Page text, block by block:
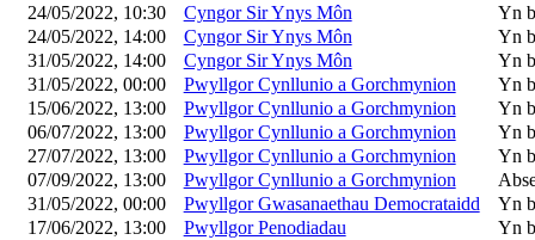
24/05/2022, 10:30
Cyngor Sir Ynys Môn
Yn
24/05/2022, 14:00
Cyngor Sir Ynys Môn
Yn
31/05/2022, 14:00
Cyngor Sir Ynys Môn
Yn
31/05/2022, 00:00
Pwyllgor Cynllunio a Gorchmynion
Yn
15/06/2022, 13:00
Pwyllgor Cynllunio a Gorchmynion
Yn
06/07/2022, 13:00
Pwyllgor Cynllunio a Gorchmynion
Yn
27/07/2022, 13:00
Pwyllgor Cynllunio a Gorchmynion
Yn
07/09/2022, 13:00
Pwyllgor Cynllunio a Gorchmynion
31/05/2022, 00:00
Pwyllgor Gwasanaethau Democrataidd
Yn
17/06/2022, 13:00
Pwyllgor Penodiadau
Yn